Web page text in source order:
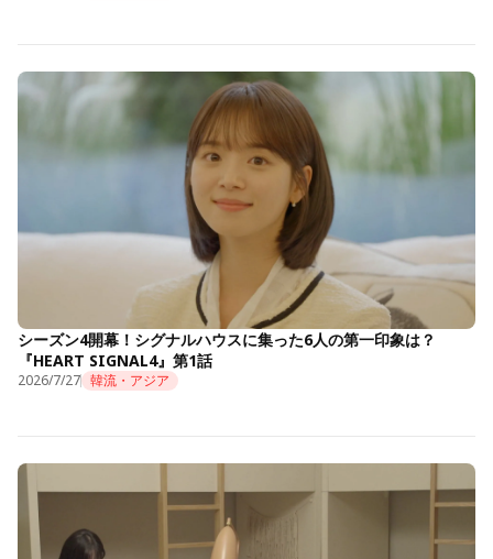
シーズン4開幕！シグナルハウスに集った6人の第一印象は？
『HEART SIGNAL4』第1話
2026/7/27 韓流・アジア